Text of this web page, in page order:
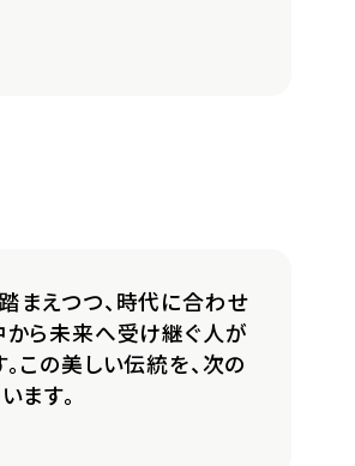
まえつつ、時代に合わせ
から未来へ受け継ぐ人が
この美しい伝統を、次の
ます。